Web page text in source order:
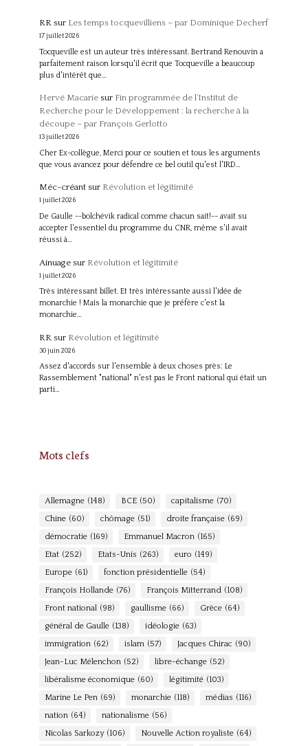
RRsur Les temps tocquevilliens – par Dominique Decherf
17 juillet 2026
Tocqueville est un auteur très intéressant. Bertrand Renouvin a
parfaitement raison lorsqu'il écrit que Tocqueville a beaucoup
plus d'intérêt que…
Hervé Macariesur Fin programmée de l’Institut de
Recherche pour le Développement : la recherche à la
découpe – par François Gerlotto
13 juillet 2026
Cher Ex-collègue, Merci pour ce soutien et tous les arguments
que vous avancez pour défendre ce bel outil qu'est l'IRD…
Méc-créantsur Révolution et légitimité
1 juillet 2026
De Gaulle --bolchévik radical comme chacun sait!-- avait su
accepter l'essentiel du programme du CNR, même s'il avait
réussi à…
Ainuagesur Révolution et légitimité
1 juillet 2026
Très intéressant billet. Et très intéressante aussi l'idée de
monarchie ! Mais la monarchie que je préfère c'est la
monarchie…
RR sur Révolution et légitimité
30 juin 2026
Assez d'accords sur l'ensemble à deux choses près: Le
Rassemblement "national" n'est pas le Front national qui était un
parti…
Mots clefs
Allemagne (148) BCE (50) capitalisme (70)
Chine (60) chômage (51) droite française (69)
démocratie (169) Emmanuel Macron (165)
Etat (252) Etats-Unis (263) euro (149)
Europe (61) fonction présidentielle (54)
François Hollande (76) François Mitterrand (108)
Front national (98) gaullisme (66) Grèce (64)
général de Gaulle (138) idéologie (63)
immigration (62) islam (57) Jacques Chirac (90)
Jean-Luc Mélenchon (52) libre-échange (52)
libéralisme économique (60) légitimité (103)
Marine Le Pen (69) monarchie (118) médias (116)
nation (64) nationalisme (56)
Nicolas Sarkozy (106) Nouvelle Action royaliste (64)